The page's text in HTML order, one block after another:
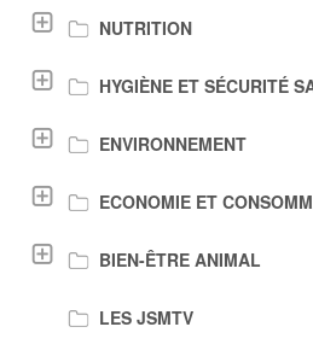
NUTRITION
HYGIÈNE ET SÉCURITÉ
ENVIRONNEMENT
ECONOMIE ET
BIEN-ÊTRE ANIMAL
LES JSMTV